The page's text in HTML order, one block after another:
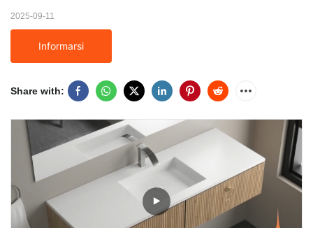
2025-09-11
Informarsi
Share with: